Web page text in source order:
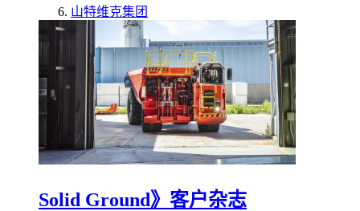
山特维克集团
Solid Ground》客户杂志